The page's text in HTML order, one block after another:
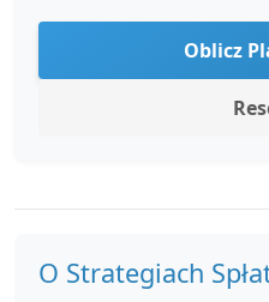
Oblicz
O Strategiach